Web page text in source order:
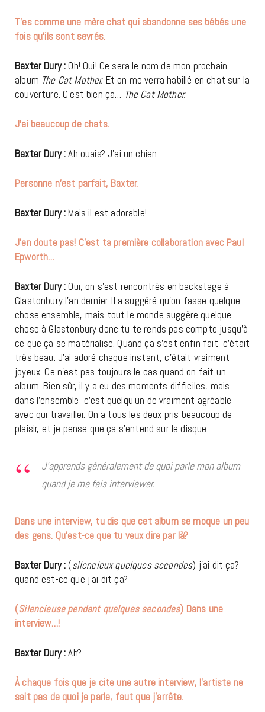
T’es comme une mère chat qui abandonne ses bébés une
fois qu’ils sont sevrés.
Baxter Dury : Oh! Oui! Ce sera le nom de mon prochain
album The Cat Mother. Et on me verra habillé en chat sur la
couverture. C’est bien ça… The Cat Mother.
J’ai beaucoup de chats.
Baxter Dury :Ah ouais? J’ai un chien.
Personne n’est parfait, Baxter.
Baxter Dury : Mais il est adorable!
J’en doute pas! C’est ta première collaboration avec Paul
Epworth…
Baxter Dury : Oui, on s’est rencontrés en backstage à
Glastonbury l’an dernier. Il a suggéré qu’on fasse quelque
chose ensemble, mais tout le monde suggère quelque
chose à Glastonbury donc tu te rends pas compte jusqu’à
ce que ça se matérialise. Quand ça s’est enfin fait, c’était
très beau. J’ai adoré chaque instant, c’était vraiment
joyeux. Ce n’est pas toujours le cas quand on fait un
album. Bien sûr, il y a eu des moments difficiles, mais
dans l’ensemble, c’est quelqu’un de vraiment agréable
avec qui travailler. On a tous les deux pris beaucoup de
plaisir, et je pense que ça s’entend sur le disque
J’apprends généralement de quoi parle mon album
quand je me fais interviewer.
Dans une interview, tu dis que cet album se moque un peu
des gens. Qu’est-ce que tu veux dire par là?
Baxter Dury : (silencieux quelques secondes) j’ai dit ça?
quand est-ce que j’ai dit ça?
(Silencieuse pendant quelques secondes) Dans une
interview…!
Baxter Dury :Ah?
À chaque fois que je cite une autre interview, l’artiste ne
sait pas de quoi je parle, faut que j’arrête.